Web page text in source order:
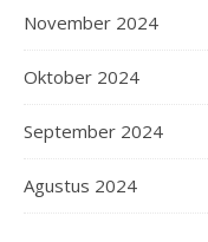
November 2024
Oktober 2024
September 2024
Agustus 2024